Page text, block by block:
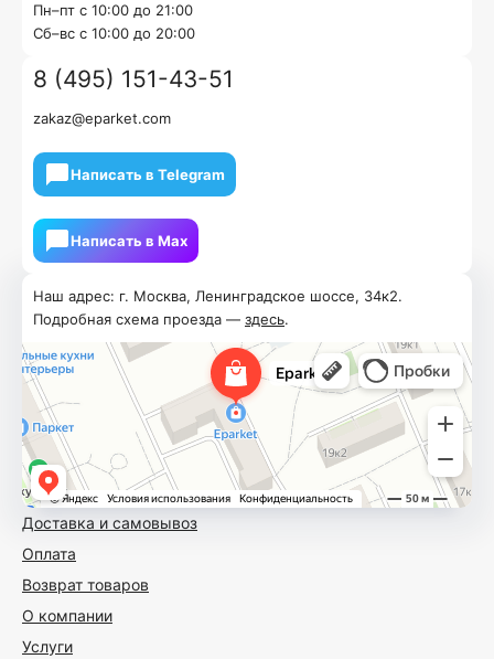
Доставка и самовывоз
Оплата
Возврат товаров
О компании
Услуги
Наш адрес: г. Москва, Ленинградское шоссе, 34к2.
Подробная схема проезда — здесь.
Пн–пт с 10:00 до 21:00
Cб–вс с 10:00 до 20:00
8 (495) 151-43-51
zakaz@eparket.com
Написать в Telegram
Написать в Мах